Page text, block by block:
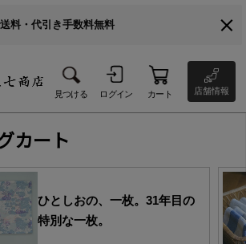
料・代引き手数料無料
見つける ログイン カート 店舗情報
カート
ひとしおの、一枚。31年目の
特別な一枚。